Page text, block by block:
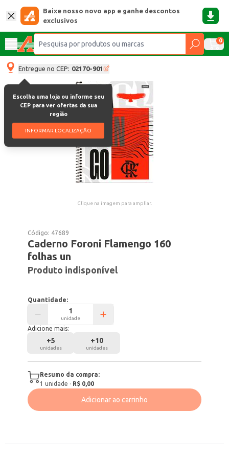
Baixe nosso novo app e ganhe descontos
exclusivos
0
Entregue no CEP: 02170-901
Escolha uma loja ou informe seu
CEP para ver ofertas da sua
região
INFORMAR LOCALIZAÇÃO
Clique na imagem para ampliar.
Código: 47689
Caderno Foroni Flamengo 160
folhas un
Produto indisponível
Quantidade:
unidade
Adicione mais:
+5
unidades
+10
unidades
Resumo da compra:
1 unidade · R$ 0,00
Adicionar ao carrinho